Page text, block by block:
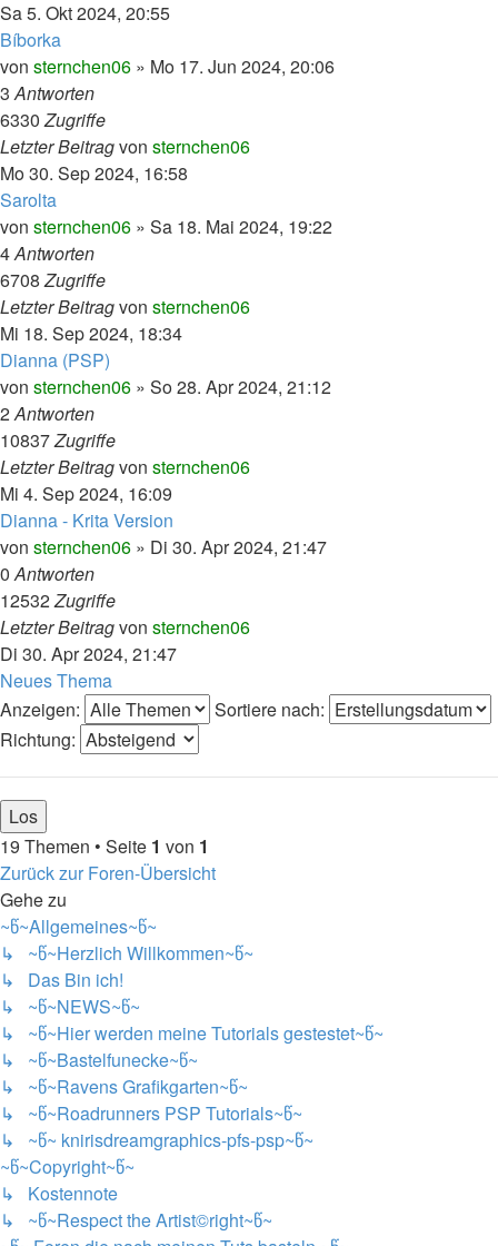
Sa 5. Okt 2024, 20:55
Bíborka
von sternchen06 » Mo 17. Jun 2024, 20:06
3Antworten
6330Zugriffe
Letzter Beitragvon sternchen06
Mo 30. Sep 2024, 16:58
Sarolta
von sternchen06 » Sa 18. Mai 2024, 19:22
4Antworten
6708Zugriffe
Letzter Beitragvon sternchen06
Mi 18. Sep 2024, 18:34
Dianna (PSP)
von sternchen06 » So 28. Apr 2024, 21:12
2Antworten
10837Zugriffe
Letzter Beitragvon sternchen06
Mi 4. Sep 2024, 16:09
Dianna - Krita Version
von sternchen06 » Di 30. Apr 2024, 21:47
0Antworten
12532Zugriffe
Letzter Beitragvon sternchen06
Di 30. Apr 2024, 21:47
Neues Thema
Anzeigen:
Sortiere nach:
Richtung:
19 Themen • Seite 1 von 1
Zurück zur Foren-Übersicht
Gehe zu
~წ~Allgemeines~წ~
↳ ~წ~Herzlich Willkommen~წ~
↳ Das Bin ich!
↳ ~წ~NEWS~წ~
↳ ~წ~Hier werden meine Tutorials gestestet~წ~
↳ ~წ~Bastelfunecke~წ~
↳ ~წ~Ravens Grafikgarten~წ~
↳ ~წ~Roadrunners PSP Tutorials~წ~
↳ ~წ~ knirisdreamgraphics-pfs-psp~წ~
~წ~Copyright~წ~
↳ Kostennote
↳ ~წ~Respect the Artist©right~წ~